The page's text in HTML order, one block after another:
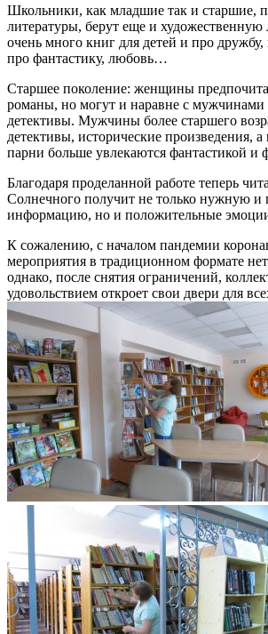
Школьники, как младшие так и старшие,
литературы, берут еще и художественную
очень много книг для детей и про
про фантастику, любовь…
Старшее поколение: женщины
романы, но могут и наравне с мужчинами
детективы. Мужчины более старшего
детективы, исторические произведения,
парни больше увлекаются фантастикой и
Благодаря проделанной работе теперь
Солнечного получит не только нужную и
информацию, но и положительные
К сожалению, с началом пандемии
мероприятия в традиционном формате
однако, после снятия ограничений,
удовольствием откроет свои двери для